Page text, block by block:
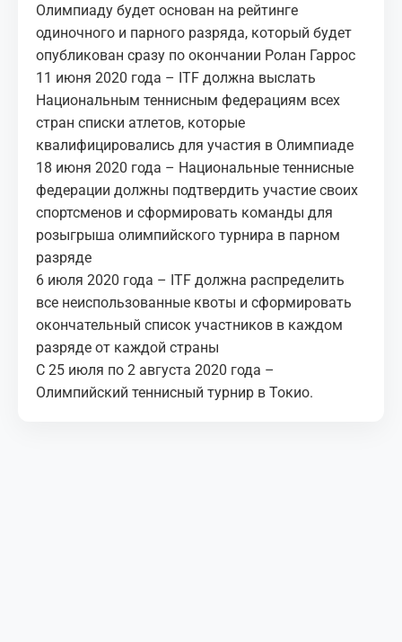
Олимпиаду будет основан на рейтинге
одиночного и парного разряда, который будет
опубликован сразу по окончании Ролан Гаррос
11 июня 2020 года – ITF должна выслать
Национальным теннисным федерациям всех
стран списки атлетов, которые
квалифицировались для участия в Олимпиаде
18 июня 2020 года – Национальные теннисные
федерации должны подтвердить участие своих
спортсменов и сформировать команды для
розыгрыша олимпийского турнира в парном
разряде
6 июля 2020 года – ITF должна распределить
все неиспользованные квоты и сформировать
окончательный список участников в каждом
разряде от каждой страны
С 25 июля по 2 августа 2020 года –
Олимпийский теннисный турнир в Токио.